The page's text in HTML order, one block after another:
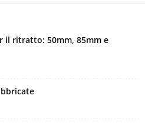
il ritratto: 50mm, 85mm e